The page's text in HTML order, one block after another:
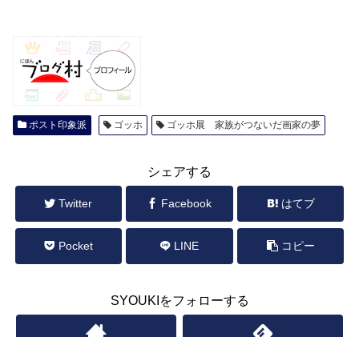
ポスト印象派 ゴッホ ゴッホ展 家族がつないだ画家の夢
シェアする
Twitter Facebook はてブ
Pocket LINE コピー
SYOUKIをフォローする